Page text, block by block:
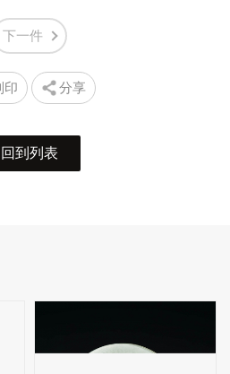
下一件
印 分享
回到列表